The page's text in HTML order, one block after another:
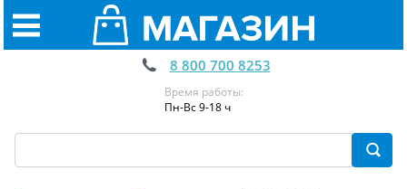
8 800 700 8253
Время работы:
Пн-Вс 9-18 ч